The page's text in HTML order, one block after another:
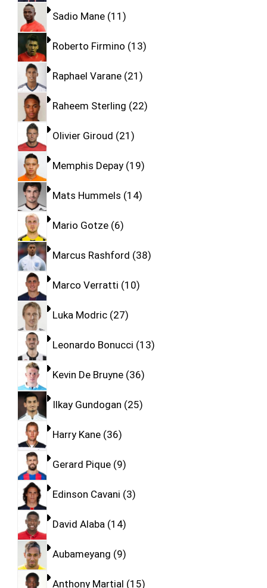
Sadio Mane 11
Roberto Firmino 13
Raphael Varane 21
Raheem Sterling 22
Olivier Giroud 21
Memphis Depay 19
Mats Hummels 14
Mario Gotze 6
Marcus Rashford 38
Marco Verratti 10
Luka Modric 27
Leonardo Bonucci 13
Kevin De Bruyne 36
Ilkay Gundogan 25
Harry Kane 36
Gerard Pique 9
Edinson Cavani 3
David Alaba 14
Aubameyang 9
Anthony Martial 15